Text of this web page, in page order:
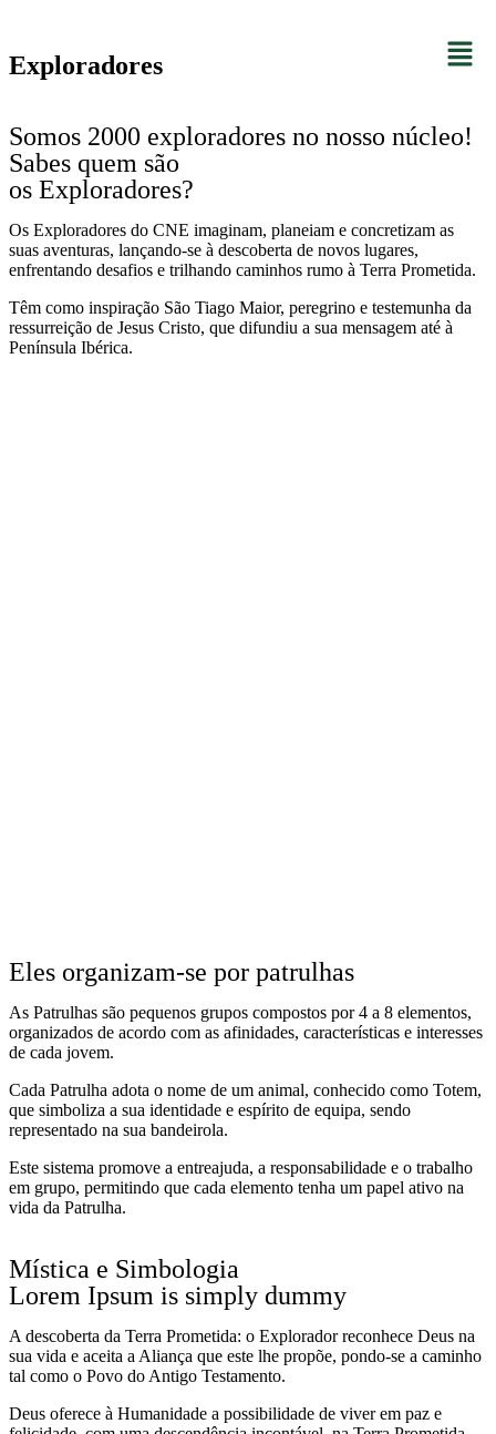
Exploradores
Somos 2000 exploradores no nosso núcleo!
Sabes quem são
os Exploradores?
Os Exploradores do CNE imaginam, planeiam e concretizam as
suas aventuras, lançando-se à descoberta de novos lugares,
enfrentando desafios e trilhando caminhos rumo à Terra Prometida.
Têm como inspiração São Tiago Maior, peregrino e testemunha da
ressurreição de Jesus Cristo, que difundiu a sua mensagem até à
Península Ibérica.
Eles organizam-se por patrulhas
As Patrulhas são pequenos grupos compostos por 4 a 8 elementos,
organizados de acordo com as afinidades, características e interesses
de cada jovem.
Cada Patrulha adota o nome de um animal, conhecido como Totem,
que simboliza a sua identidade e espírito de equipa, sendo
representado na sua bandeirola.
Este sistema promove a entreajuda, a responsabilidade e o trabalho
em grupo, permitindo que cada elemento tenha um papel ativo na
vida da Patrulha.
Mística e Simbologia
Lorem Ipsum is simply dummy
A descoberta da Terra Prometida: o Ex­plorador reconhece Deus na
sua vida e aceita a Aliança que este lhe pro­põe, pondo-se a caminho
tal como o Povo do Antigo Testamento.
Deus oferece à Humanidade a possibi­lidade de viver em paz e